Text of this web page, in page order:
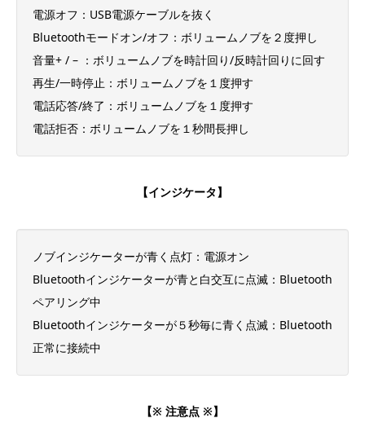
電源オフ：USB電源ケーブルを抜く
Bluetoothモードオン/オフ：ボリュームノブを２度押し
音量+ / – ：ボリュームノブを時計回り/反時計回りに回す
再生/一時停止：ボリュームノブを１度押す
電話応答/終了：ボリュームノブを１度押す
電話拒否：ボリュームノブを１秒間長押し
【インジケータ】
ノブインジケーターが青く点灯：電源オン
Bluetoothインジケーターが青と白交互に点滅：Bluetooth
ペアリング中
Bluetoothインジケーターが５秒毎に青く点滅：Bluetooth
正常に接続中
【※ 注意点 ※】